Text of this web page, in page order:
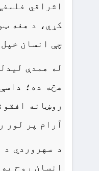
اشراقي
کړي، د هغه
چې انسان
له همدې
هڅه ده؛
روښانه
آرام پر لور
د سهروردي
انسان روح